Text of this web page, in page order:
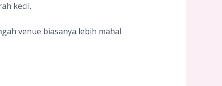
kecil.
venue biasanya lebih mahal